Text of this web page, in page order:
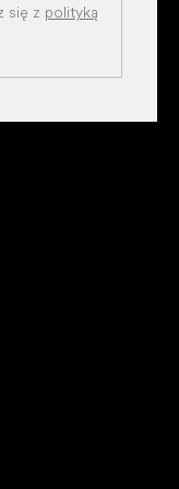
się z polityką